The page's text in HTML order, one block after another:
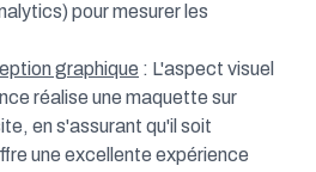
pour mesurer les
graphique : L'aspect visuel
réalise une maquette sur
en s'assurant qu'il soit
une excellente expérience